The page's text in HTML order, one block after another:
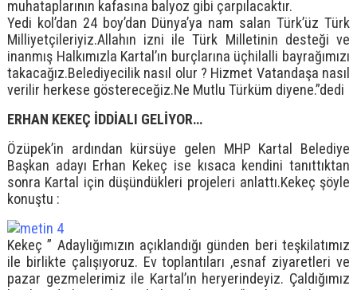
muhataplarının kafasına balyoz gibi çarpılacaktır.
Yedi kol’dan 24 boy’dan Dünya’ya nam salan Türk’üz Türk
Milliyetçileriyiz.Allahın izni ile Türk Milletinin desteği ve
inanmış Halkımızla Kartal’ın burçlarına üçhilalli bayrağımızı
takacağız.Belediyecilik nasıl olur ? Hizmet Vatandaşa nasıl
verilir herkese göstereceğiz.Ne Mutlu Türküm diyene.”dedi
ERHAN KEKEÇ İDDİALI GELİYOR…
Özüpek’in ardından kürsüye gelen MHP Kartal Belediye
Başkan adayı Erhan Kekeç ise kısaca kendini tanıttıktan
sonra Kartal için düşündükleri projeleri anlattı.Kekeç şöyle
konuştu :
Kekeç ” Adaylığımızın açıklandığı günden beri teşkilatımız
ile birlikte çalışıyoruz. Ev toplantıları ,esnaf ziyaretleri ve
pazar gezmelerimiz ile Kartal’ın heryerindeyiz. Çaldığımız